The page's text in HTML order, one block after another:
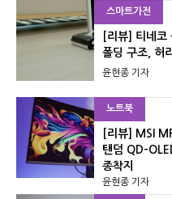
스마트가전
[리뷰] 티네
폴딩 구조, 허
윤현종 기자
노트북
[리뷰] MSI
탠덤 QD-
종착지
윤현종 기자